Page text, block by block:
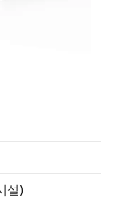
설)